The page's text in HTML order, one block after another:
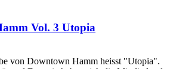
Vol. 3 Utopia
von Downtown Hamm heisst "Utopia".